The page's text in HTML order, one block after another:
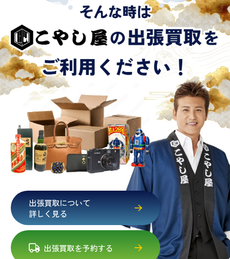
出張買取について
詳しく見る
出張買取を予約する